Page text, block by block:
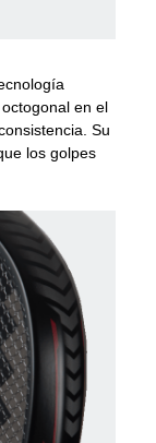
en el
Su
los golpes